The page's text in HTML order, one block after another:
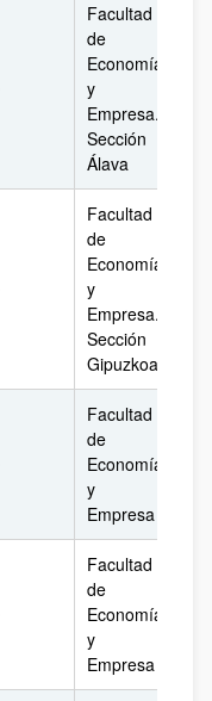
Facultad
de
Economía
y
Empresa.
Sección
Álava
Facultad
de
Economía
y
Empresa.
Sección
Gipuzkoa
Facultad
de
Economía
y
Empresa
Facultad
de
Economía
y
Empresa